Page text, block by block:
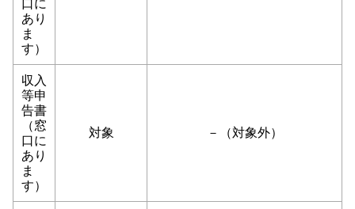
口に
あり
ま
す）
収入
等申
告書
（窓
口に
あり
ま
す）
対象 －（対象外）